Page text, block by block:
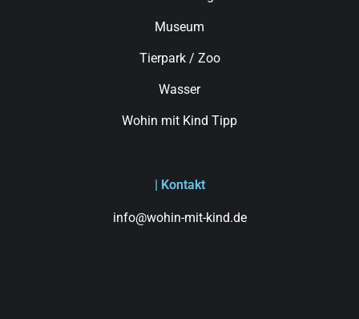
Museum
Tierpark / Zoo
Wasser
Wohin mit Kind Tipp
| Kontakt
info@wohin-mit-kind.de